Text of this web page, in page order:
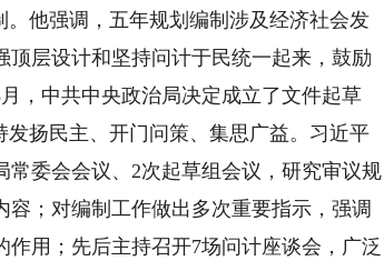
他强调，五年规划编制涉及经济社会发
层设计和坚持问计于民统一起来，鼓励
，中共中央政治局决定成立了文件起草
扬民主、开门问策、集思广益。习近平
委会会议、2次起草组会议，研究审议规
；对编制工作做出多次重要指示，强调
用；先后主持召开7场问计座谈会，广泛